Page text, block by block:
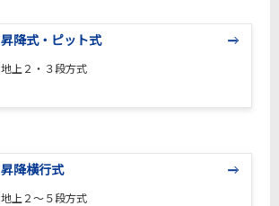
昇降式・ピット式
地上２・３段方式
昇降横行式
地上２～５段方式